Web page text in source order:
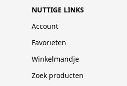
NUTTIGE LINKS
Account
Favorieten
Winkelmandje
Zoek producten